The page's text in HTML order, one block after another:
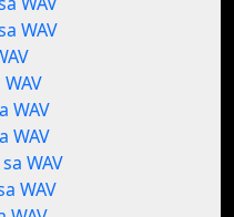
WAV
WAV
WAV
WAV
WAV